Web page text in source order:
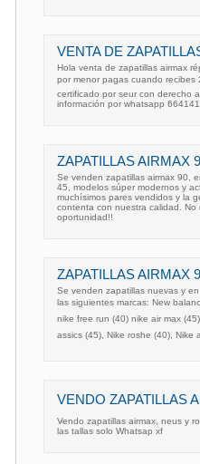
VENTA DE
Hola venta de zapatillas airmax
por menor pagas cuando recibes
certificado por seur con derecho
información por whatsapp
ZAPATILLAS AIRMAX
Se venden zapatillas airmax 90,
45, modelos súper modernos y
muchísimos pares vendidos y la
contenta con nuestra calidad. No
oportunidad!!
ZAPATILLAS AIRMAX
Se venden zapatillas nuevas y
las siguientes marcas: New
nike free run (40) nike air max
assics (45), Nike roshe (40), Nike
VENDO ZAPATILLAS
Vendo zapatillas airmax, neus y
las tallas solo Whatsap xf